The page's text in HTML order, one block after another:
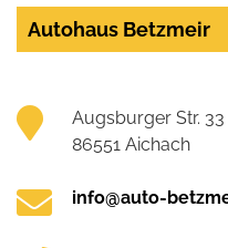
Autohaus Betzmeir
Augsburger Str. 33
86551 Aichach
info@auto-